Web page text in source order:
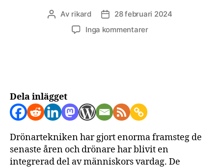
Inläggsförfattare
Av rikard Inläggsdatum
28 februari 2024
Inga kommentarertill
Dela inlägget
Drönartekniken har gjort enorma framsteg de
senaste åren och drönare har blivit en
integrerad del av människors vardag. De